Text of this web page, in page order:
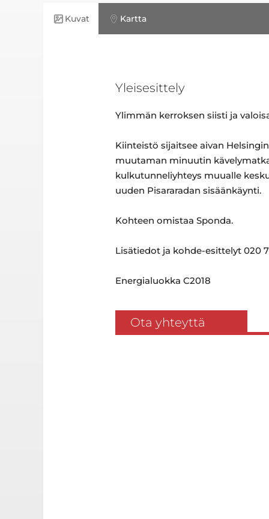
Kuvat Kartta
Yleisesittely
Ylimmän kerroksen siisti ja
Kiinteistö sijaitsee aivan
muutaman minuutin
kulkutunneliyhteys muualle
uuden Pisararadan sisäänkäynti.
Kohteen omistaa Sponda.
Lisätiedot ja kohde-esittelyt 020
Energialuokka C2018
Ota yhteyttä